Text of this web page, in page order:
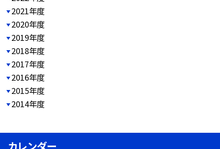
2021年度
2020年度
2019年度
2018年度
2017年度
2016年度
2015年度
2014年度
カレンダー